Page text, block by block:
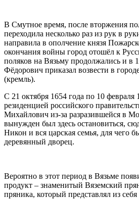
В Смутное время, после вторжения
переходила несколько раз из рук в
направила в ополчение князя
окончания войны город отошёл к
поляков на Вязьму продолжались и в
Фёдорович приказал возвести в
(кремль).
С 21 октября 1654 года по 10 февраля
резиденцией российского
Михайлович из-за разразившейся в
вынужден был здесь остановиться,
Никон и вся царская семья, для чего
деревянный дворец.
Вероятно в этот период в Вязьме
продукт – знаменитый Вяземский
пряника, который представлял из